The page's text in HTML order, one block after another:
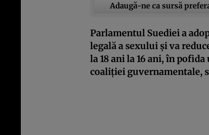
Adaugă-ne ca sursă
Parlamentul Suediei a
legală a sexului și va
la 18 ani la 16 ani, în
coaliției guvernamentale,